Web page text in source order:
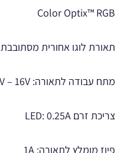
Color Optix™ RGB
תאורת לוגו אחורית מסתובבת 360°
מתח עבודה לתאורה: 9V – 16V
צריכת זרם LED: 0.25A
פיוז מומלץ לתאורה: 1A